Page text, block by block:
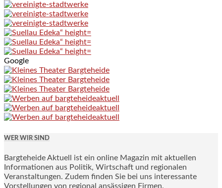
Google
WER WIR SIND
Bargteheide Aktuell ist ein online Magazin mit aktuellen
Informationen aus Politik, Wirtschaft und regionalen
Veranstaltungen. Zudem finden Sie bei uns interessante
Vorstellungen von regional ansässigen Firmen.